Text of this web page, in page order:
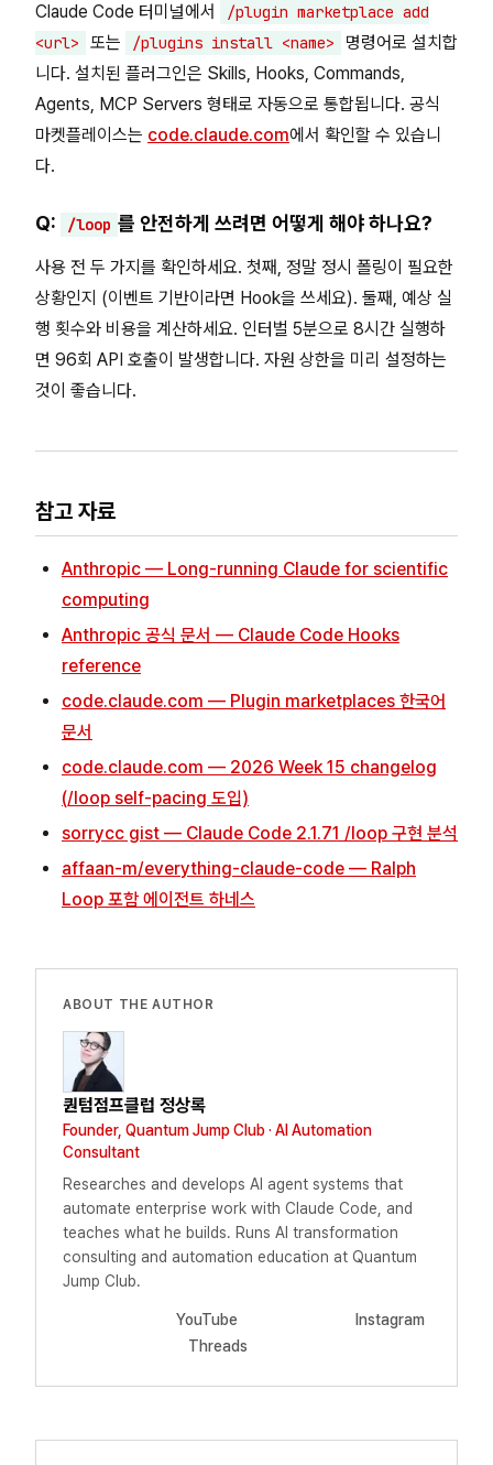
Claude Code 터미널에서
/plugin marketplace add
<url>
또는 /plugins install <name>
명령어로 설치합
니다. 설치된 플러그인은 Skills, Hooks, Commands,
Agents, MCP Servers 형태로 자동으로 통합됩니다. 공식
마켓플레이스는 code.claude.com에서 확인할 수 있습니
다.
Q: /loop 를 안전하게 쓰려면 어떻게 해야 하나요?
사용 전 두 가지를 확인하세요. 첫째, 정말 정시 폴링이 필요한
상황인지 (이벤트 기반이라면 Hook을 쓰세요). 둘째, 예상 실
행 횟수와 비용을 계산하세요. 인터벌 5분으로 8시간 실행하
면 96회 API 호출이 발생합니다. 자원 상한을 미리 설정하는
것이 좋습니다.
참고 자료
Anthropic — Long-running Claude for scientific
computing
Anthropic 공식 문서 — Claude Code Hooks
reference
code.claude.com — Plugin marketplaces 한국어
문서
code.claude.com — 2026 Week 15 changelog
(/loop self-pacing 도입)
sorrycc gist — Claude Code 2.1.71 /loop 구현 분석
affaan-m/everything-claude-code — Ralph
Loop 포함 에이전트 하네스
ABOUT THE AUTHOR
퀀텀점프클럽 정상록
Founder, Quantum Jump Club · AI Automation
Consultant
Researches and develops AI agent systems that
automate enterprise work with Claude Code, and
teaches what he builds. Runs AI transformation
consulting and automation education at Quantum
Jump Club.
YouTube
Instagram
Threads